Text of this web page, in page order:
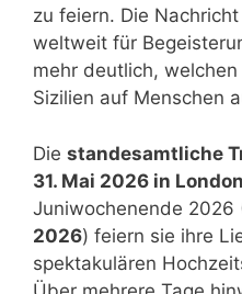
zu feiern. Die
weltweit für
mehr deutlich,
Sizilien auf Menschen
Die standesamtliche
31. Mai 2026 in London
Juniwochenende 2026
2026) feiern sie ihre
spektakulären